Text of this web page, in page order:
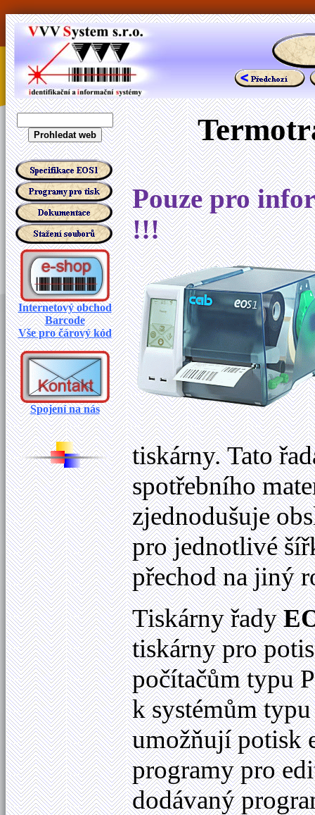
Internetový obchod
Barcode
Vše pro čárový kód
Spojení na nás
Pouze pro
!!!
tiskárny. Tato
spotřebního
zjednodušuje
pro jednotlivé
přechod na jiný
Tiskárny řady
tiskárny pro
počítačům typu
k systémům
umožňují potisk
programy pro
dodávaný